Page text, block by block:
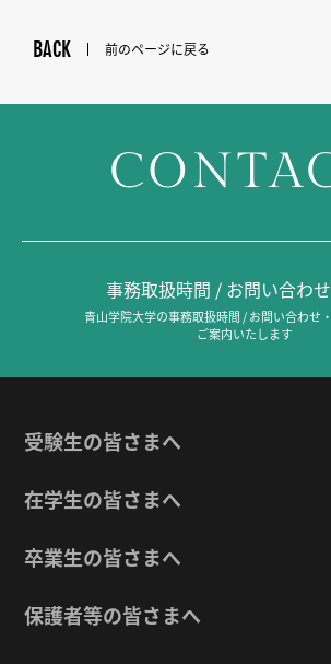
BACK 前のページに戻る
事務取扱時間 / お問い合わ
青山学院大学の事務取扱時間 / お問い合わせ
ご案内いたします
受験生の皆さまへ
在学生の皆さまへ
卒業生の皆さまへ
保護者等の皆さまへ